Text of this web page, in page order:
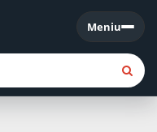
Meniu
Meniu